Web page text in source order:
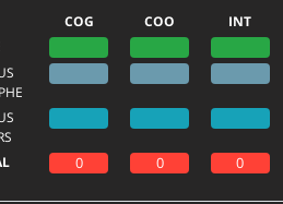
COG COO INT